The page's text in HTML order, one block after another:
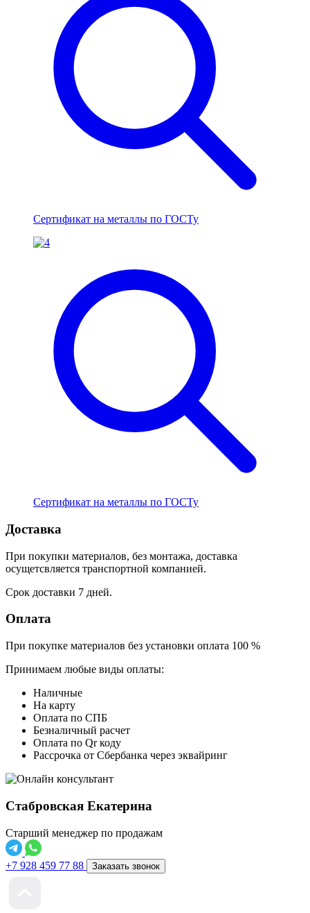
Сертификат на металлы по ГОСТу
Сертификат на металлы по ГОСТу
Доставка
При покупки материалов, без монтажа, доставка
осущетсвляется транспортной компанией.
Срок доставки 7 дней.
Оплата
При покупке материалов без установки оплата 100 %
Принимаем любые виды оплаты:
Наличные
На карту
Оплата по СПБ
Безналичный расчет
Оплата по Qr коду
Рассрочка от Сбербанка через эквайринг
Стабровская Екатерина
Старший менеджер по продажам
+7 928 459 77 88 Заказать звонок